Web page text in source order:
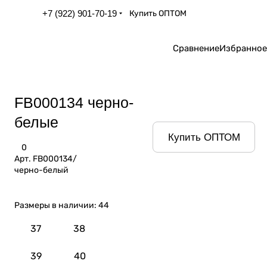
+7 (922) 901-70-19 Купить ОПТОМ
СравнениеИзбранное
FB000134 черно-
белые
0
Арт. FB000134/
черно-белый
Размеры в наличии: 44
37 38
39 40
Купить ОПТОМ